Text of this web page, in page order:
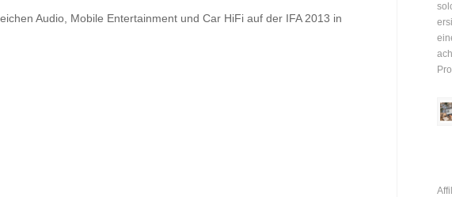
Audio, Mobile Entertainment und Car HiFi auf der IFA 2013 in